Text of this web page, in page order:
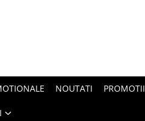
NOUTATI PROMOTII